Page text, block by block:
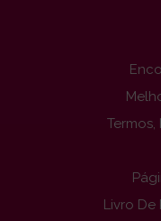
Livro De